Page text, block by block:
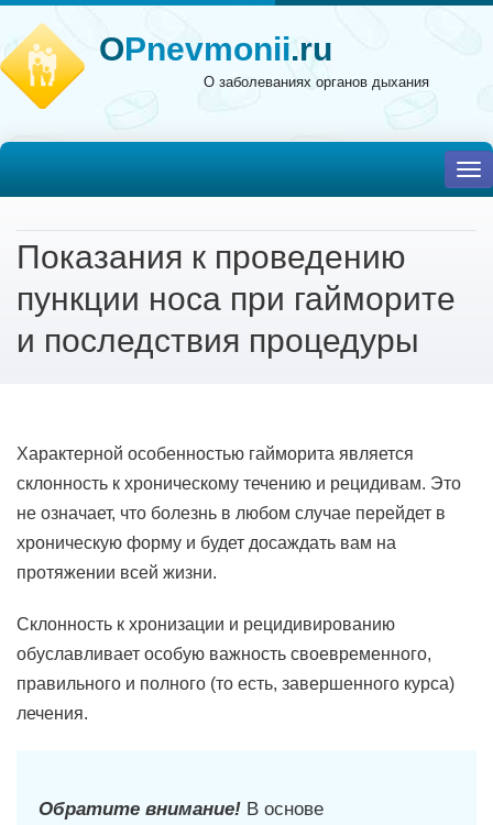
OPnevmonii.ru
О заболеваниях органов дыхания
Показания к проведению
пункции носа при гайморите
и последствия процедуры
Характерной особенностью гайморита является
склонность к хроническому течению и рецидивам. Это
не означает, что болезнь в любом случае перейдет в
хроническую форму и будет досаждать вам на
протяжении всей жизни.
Склонность к хронизации и рецидивированию
обуславливает особую важность своевременного,
правильного и полного (то есть, завершенного курса)
лечения.
Обратите внимание! В основе